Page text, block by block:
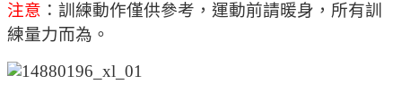
注意 ：訓練動作僅供參考，運動前請暖身，所有訓
練量力而為。